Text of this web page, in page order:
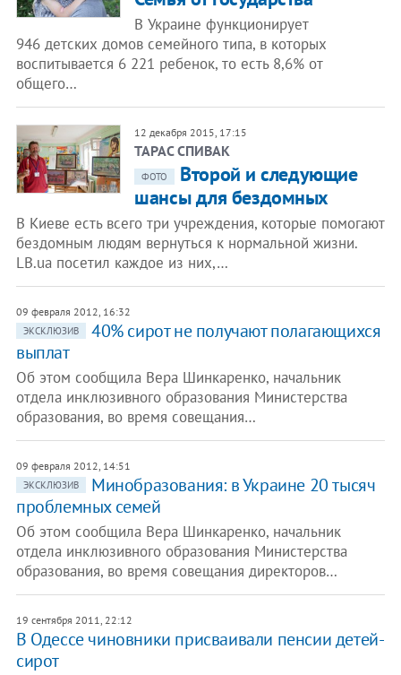
В Украине функционирует
946 детских домов семейного типа, в которых
воспитывается 6 221 ребенок, то есть 8,6% от
общего…
12 декабря 2015, 17:15
ТАРАС СПИВАК
ФОТО
Второй и следующие
шансы для бездомных
В Киеве есть всего три учреждения, которые помогают
бездомным людям вернуться к нормальной жизни.
LB.ua посетил каждое из них,…
09 февраля 2012, 16:32
ЭКСКЛЮЗИВ
40% сирот не получают полагающихся
выплат
Об этом сообщила Вера Шинкаренко, начальник
отдела инклюзивного образования Министерства
образования, во время совещания…
09 февраля 2012, 14:51
ЭКСКЛЮЗИВ
Минобразования: в Украине 20 тысяч
проблемных семей
Об этом сообщила Вера Шинкаренко, начальник
отдела инклюзивного образования Министерства
образования, во время совещания директоров…
19 сентября 2011, 22:12
В Одессе чиновники присваивали пенсии детей-
сирот